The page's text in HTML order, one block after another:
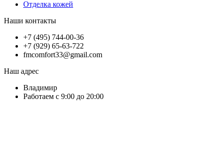
Отделка кожей
Наши контакты
+7 (495) 744-00-36
+7 (929) 65-63-722
fmcomfort33@gmail.com
Наш адрес
Владимир
Работаем с 9:00 до 20:00